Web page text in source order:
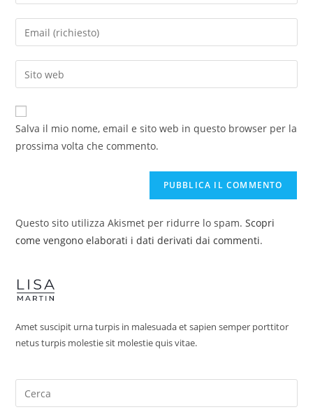
Salva il mio nome, email e sito web in questo browser per la
prossima volta che commento.
Questo sito utilizza Akismet per ridurre lo spam.Scopri
come vengono elaborati i dati derivati dai commenti.
Amet suscipit urna turpis in malesuada et sapien semper porttitor
netus turpis molestie sit molestie quis vitae.